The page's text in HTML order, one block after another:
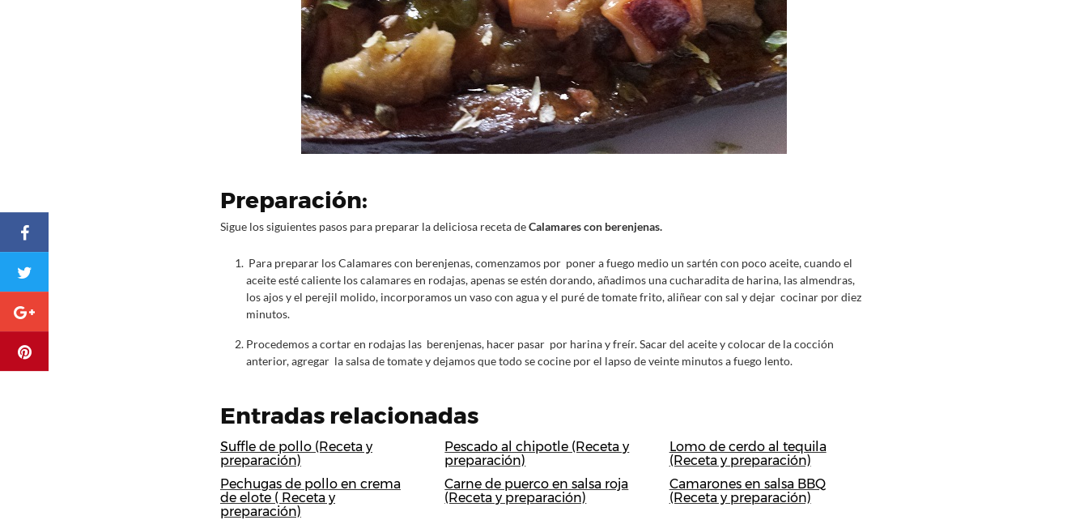
Preparación:
Sigue los siguientes pasos para preparar la deliciosa receta deCalamares con berenjenas.
Para preparar los Calamares con berenjenas, comenzamos por poner a fuego medio un sartén con poco aceite, cuando el
aceite esté caliente los calamares en rodajas, apenas se estén dorando, añadimos una cucharadita de harina, las almendras,
los ajos y el perejil molido, incorporamos un vaso con agua y el puré de tomate frito, aliñear con sal y dejar cocinar por diez
minutos.
Procedemos a cortar en rodajas las berenjenas, hacer pasar por harina y freír. Sacar del aceite y colocar de la cocción
anterior, agregar la salsa de tomate y dejamos que todo se cocine por el lapso de veinte minutos a fuego lento.
Entradas relacionadas
Suffle de pollo (Receta y
preparación)
Pescado al chipotle (Receta y
preparación)
Lomo de cerdo al tequila
(Receta y preparación)
Pechugas de pollo en crema
de elote ( Receta y
preparación)
Carne de puerco en salsa roja
(Receta y preparación)
Camarones en salsa BBQ
(Receta y preparación)